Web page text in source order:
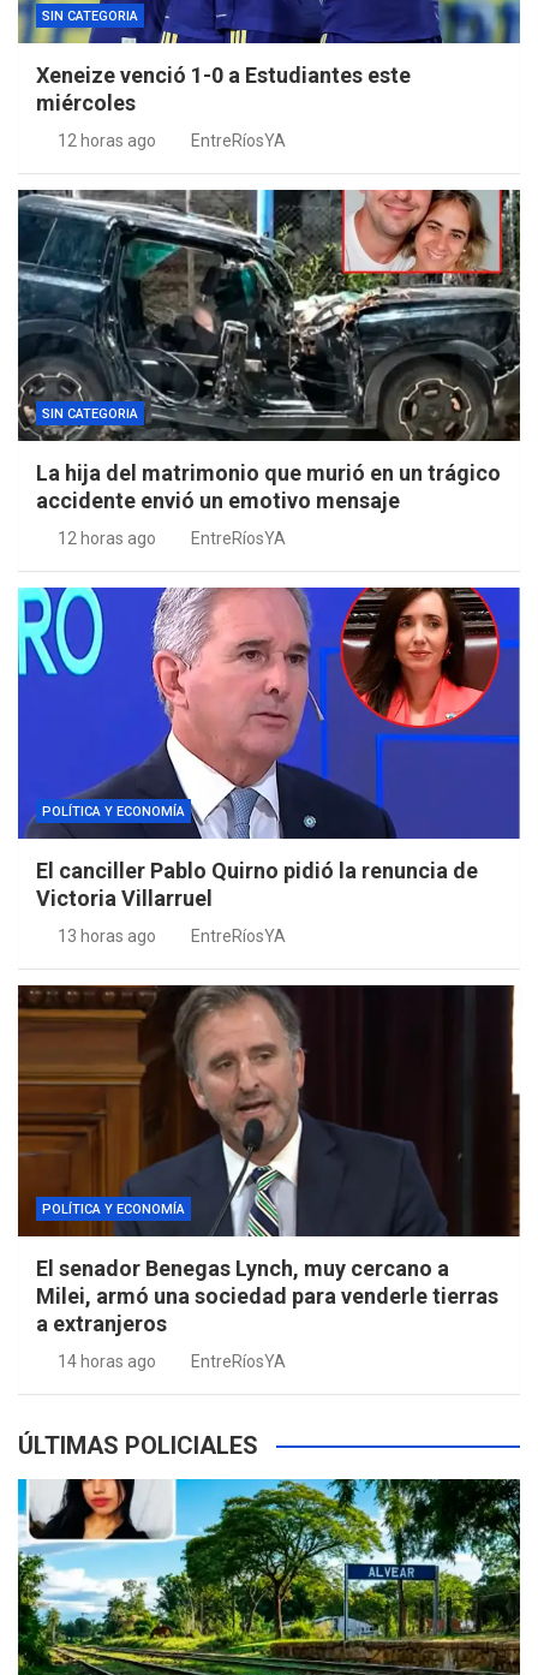
SIN CATEGORIA
Xeneize venció 1-0 a Estudiantes este
miércoles
12 horas ago EntreRíosYA
SIN CATEGORIA
La hija del matrimonio que murió en un trágico
accidente envió un emotivo mensaje
12 horas ago EntreRíosYA
POLÍTICA Y ECONOMÍA
El canciller Pablo Quirno pidió la renuncia de
Victoria Villarruel
13 horas ago EntreRíosYA
POLÍTICA Y ECONOMÍA
El senador Benegas Lynch, muy cercano a
Milei, armó una sociedad para venderle tierras
a extranjeros
14 horas ago EntreRíosYA
ÚLTIMAS POLICIALES